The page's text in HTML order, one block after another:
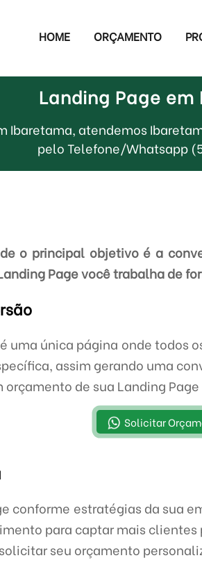
HOME ORÇAMENTO
Landing Page
Ibaretama, atendemos
pelo Telefone/Whatsapp
o principal objetivo é a
Page você trabalha de
é uma única página onde todos
assim gerando uma
de sua Landing
Solicitar
conforme estratégias da sua
para captar mais clientes
seu orçamento